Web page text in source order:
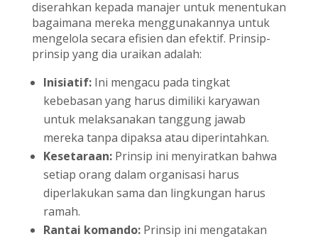
diserahkan kepada manajer untuk menentukan
bagaimana mereka menggunakannya untuk
mengelola secara efisien dan efektif. Prinsip-
prinsip yang dia uraikan adalah:
Inisiatif:Ini mengacu pada tingkat
kebebasan yang harus dimiliki karyawan
untuk melaksanakan tanggung jawab
mereka tanpa dipaksa atau diperintahkan.
Kesetaraan:Prinsip ini menyiratkan bahwa
setiap orang dalam organisasi harus
diperlakukan sama dan lingkungan harus
ramah.
Rantai komando:Prinsip ini mengatakan